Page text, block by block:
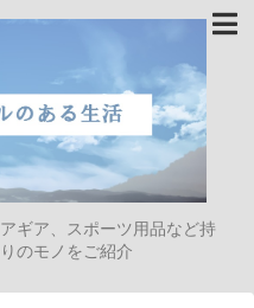
ギア、スポーツ用品など持
のモノをご紹介